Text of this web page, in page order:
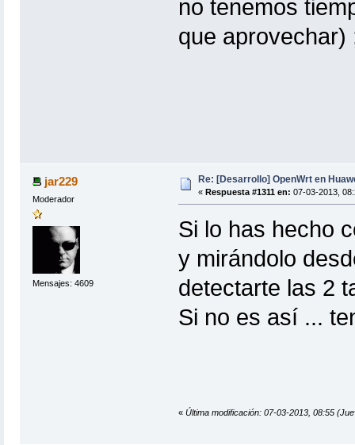
no tenemos
que aprovechar)
jar229
Moderador
Mensajes: 4609
Re: [Desarrollo] OpenWrt en
« Respuesta #1311 en: 07-03-2013,
Si lo has hecho
y mirándolo
detectarte las 2
Si no es así ...
« Última modificación: 07-03-2013, 08:55